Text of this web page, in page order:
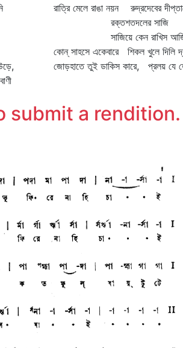
রাত্রি মেলে রাঙা নয়ন রুদ্রদেবের
রক্তশতদলের সাজি
সাজিয়ে কেন রাখিস
কোন্‌ সাহসে একেবারে শিকল খুলে দিলি
জোড়হাতে তুই ডাকিস কারে, প্রলয় যে
submit a rendition.